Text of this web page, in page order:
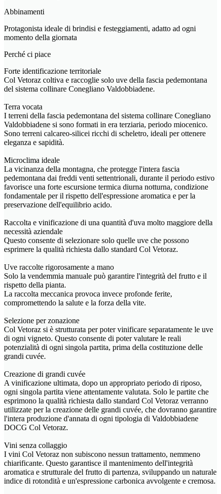
Abbinamenti
Protagonista ideale di brindisi e festeggiamenti, adatto ad ogni
momento della giornata
Perché ci piace
Forte identificazione territoriale
Col Vetoraz coltiva e raccoglie solo uve della fascia pedemontana
del sistema collinare Conegliano Valdobbiadene.
Terra vocata
I terreni della fascia pedemontana del sistema collinare Conegliano
Valdobbiadene si sono formati in era terziaria, periodo miocenico.
Sono terreni calcareo-silicei ricchi di scheletro, ideali per ottenere
eleganza e sapidità.
Microclima ideale
La vicinanza della montagna, che protegge l'intera fascia
pedemontana dai freddi venti settentrionali, durante il periodo estivo
favorisce una forte escursione termica diurna notturna, condizione
fondamentale per il rispetto dell'espressione aromatica e per la
preservazione dell'equilibrio acido.
Raccolta e vinificazione di una quantità d'uva molto maggiore della
necessità aziendale
Questo consente di selezionare solo quelle uve che possono
esprimere la qualità richiesta dallo standard Col Vetoraz.
Uve raccolte rigorosamente a mano
Solo la vendemmia manuale può garantire l'integrità del frutto e il
rispetto della pianta.
La raccolta meccanica provoca invece profonde ferite,
compromettendo la salute e la forza della vite.
Selezione per zonazione
Col Vetoraz si è strutturata per poter vinificare separatamente le uve
di ogni vigneto. Questo consente di poter valutare le reali
potenzialità di ogni singola partita, prima della costituzione delle
grandi cuvée.
Creazione di grandi cuvée
A vinificazione ultimata, dopo un appropriato periodo di riposo,
ogni singola partita viene attentamente valutata. Solo le partite che
esprimono la qualità richiesta dallo standard Col Vetoraz verranno
utilizzate per la creazione delle grandi cuvée, che dovranno garantire
l'intera produzione d'annata di ogni tipologia di Valdobbiadene
DOCG Col Vetoraz.
Vini senza collaggio
I vini Col Vetoraz non subiscono nessun trattamento, nemmeno
chiarificante. Questo garantisce il mantenimento dell'integrità
aromatica e strutturale del frutto di partenza, sviluppando un naturale
indice di rotondità e un'espressione carbonica avvolgente e cremosa.